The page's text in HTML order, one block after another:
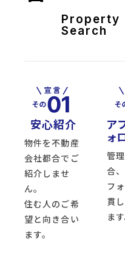
Property
Search
安心紹介
物件を不動産
会社都合でご
紹介しませ
ん。
住む人のご希
望と向き合い
ます。
ア
ォ
管
合
フ
貫
ます